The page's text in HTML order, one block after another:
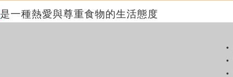
是一種熱愛與尊重食物的生活態度